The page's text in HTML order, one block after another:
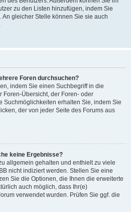
zu den Listen hinzufügen, indem Sie
gleicher Stelle können Sie sie auch
Foren durchsuchen?
indem Sie einen Suchbegriff in die
Übersicht, der Foren- oder
Suchmöglichkeiten erhalten Sie, indem Sie
der von jeder Seite des Forums aus
keine Ergebnisse?
allgemein gehalten und enthielt zu viele
nicht indiziert werden. Stellen Sie eine
Sie die Optionen, die Ihnen die erweiterte
auch möglich, dass Ihr(e)
verwendet wurden. Prüfen Sie ggf. die